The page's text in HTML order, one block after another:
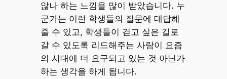
않나 하는 느낌을 많이 받았습니다. 누
군가는 이런 학생들의 질문에 대답해
줄 수 있고, 학생들이 걷고 싶은 길로
갈 수 있도록 리드해주는 사람이 요즘
의 시대에 더 요구되고 있는 것 아닌가
하는 생각을 하게 됩니다.